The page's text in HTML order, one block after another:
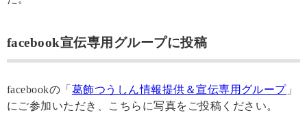
facebook宣伝専用グループに投稿
facebookの「 葛飾つうしん情報提供＆宣伝専用グループ」
にご参加いただき、こちらに写真をご投稿ください。